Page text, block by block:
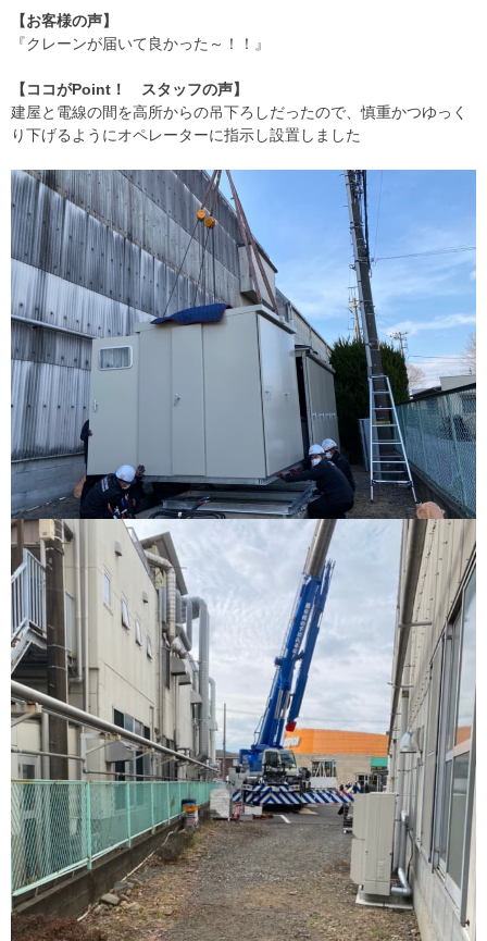
【お客様の声】
『クレーンが届いて良かった～！！』
【ココがPoint！ スタッフの声】
建屋と電線の間を高所からの吊下ろしだったので、慎重かつゆっく
り下げるようにオペレーターに指示し設置しました